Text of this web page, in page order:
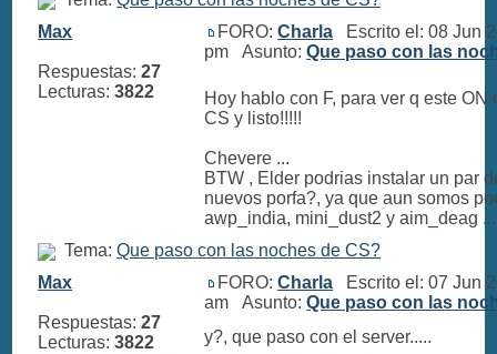
Max
Respuestas:27
Lecturas:3822
FORO:Charla Escrito el: 08 Jun
pm Asunto:Que paso con las
Hoy hablo con F, para ver q este ON
CS y listo!!!!!
Chevere ...
BTW , Elder podrias instalar un par
nuevos porfa?, ya que aun somos
awp_india, mini_dust2 y aim_deag ...
Tema:Que paso con las noches de CS?
Max
Respuestas:27
Lecturas:3822
FORO:Charla Escrito el: 07 Jun
am Asunto:Que paso con las
y?, que paso con el server.....